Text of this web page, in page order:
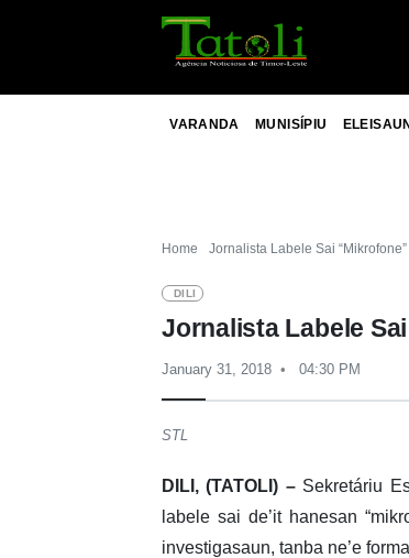
VARANDA MUNISÍPIU
Home Jornalista Labele Sai “Mikrofone”
DILI
Jornalista Labele
January 31, 2018 04:30 PM
STL
DILI, (TATOLI) – Sekretáriu
labele sai de’it hanesan
investigasaun, tanba ne’e